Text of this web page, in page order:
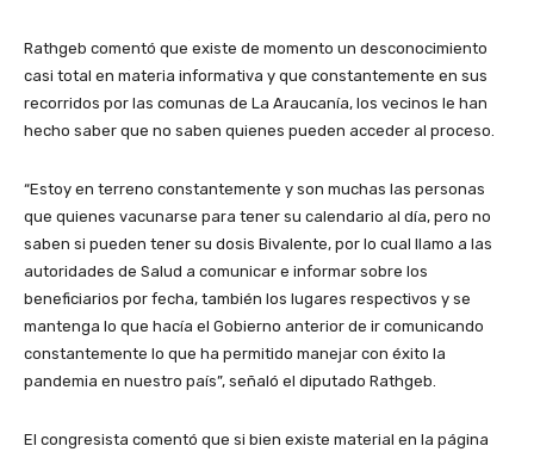
Rathgeb comentó que existe de momento un desconocimiento
casi total en materia informativa y que constantemente en sus
recorridos por las comunas de La Araucanía, los vecinos le han
hecho saber que no saben quienes pueden acceder al proceso.
“Estoy en terreno constantemente y son muchas las personas
que quienes vacunarse para tener su calendario al día, pero no
saben si pueden tener su dosis Bivalente, por lo cual llamo a las
autoridades de Salud a comunicar e informar sobre los
beneficiarios por fecha, también los lugares respectivos y se
mantenga lo que hacía el Gobierno anterior de ir comunicando
constantemente lo que ha permitido manejar con éxito la
pandemia en nuestro país”, señaló el diputado Rathgeb.
El congresista comentó que si bien existe material en la página